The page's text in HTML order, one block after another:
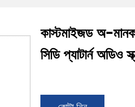
কাস্টমাইজড অ-মানক
সিডি প্যাটার্ন অডিও